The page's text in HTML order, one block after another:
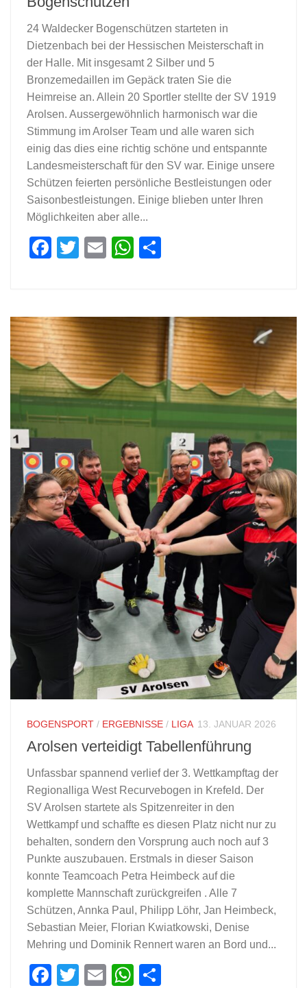
24 Waldecker Bogenschützen starteten in
Dietzenbach bei der Hessischen Meisterschaft in
der Halle. Mit insgesamt 2 Silber und 5
Bronzemedaillen im Gepäck traten Sie die
Heimreise an. Allein 20 Sportler stellte der SV 1919
Arolsen. Aussergewöhnlich harmonisch war die
Stimmung im Arolser Team und alle waren sich
einig das dies eine richtig schöne und entspannte
Landesmeisterschaft für den SV war. Einige unsere
Schützen feierten persönliche Bestleistungen oder
Saisonbestleistungen. Einige blieben unter Ihren
Möglichkeiten aber alle...
Facebook
Twitter
EmailWhatsApp
BOGENSPORT / ERGEBNISSE / LIGA 13. JANUAR 2026
Arolsen verteidigt Tabellenführung
Unfassbar spannend verlief der 3. Wettkampftag der
Regionalliga West Recurvebogen in Krefeld. Der
SV Arolsen startete als Spitzenreiter in den
Wettkampf und schaffte es diesen Platz nicht nur zu
behalten, sondern den Vorsprung auch noch auf 3
Punkte auszubauen. Erstmals in dieser Saison
konnte Teamcoach Petra Heimbeck auf die
komplette Mannschaft zurückgreifen . Alle 7
Schützen, Annka Paul, Philipp Löhr, Jan Heimbeck,
Sebastian Meier, Florian Kwiatkowski, Denise
Mehring und Dominik Rennert waren an Bord und...
Facebook
Twitter
EmailWhatsApp